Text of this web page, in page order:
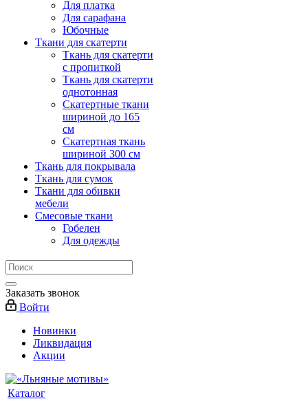
Для платка
Для сарафана
Юбочные
Ткани для скатерти
Ткань для скатерти
с пропиткой
Ткань для скатерти
однотонная
Скатертные ткани
шириной до 165
см
Скатертная ткань
шириной 300 см
Ткань для покрывала
Ткань для сумок
Ткани для обивки
мебели
Смесовые ткани
Гобелен
Для одежды
Заказать звонок
Войти
Новинки
Ликвидация
Акции
Каталог